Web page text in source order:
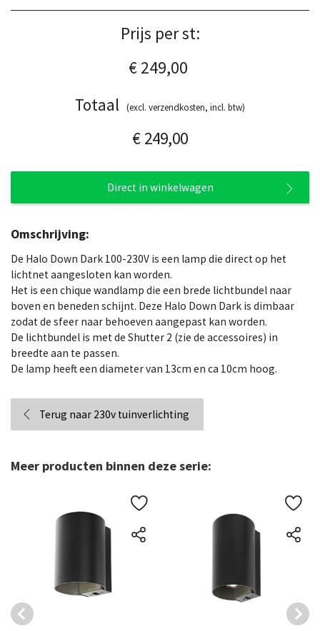
Prijs per st:
€ 249,00
Totaal
(excl. verzendkosten, incl. btw)
€ 249,00
Direct in winkelwagen
Omschrijving:
De Halo Down Dark 100-230V is een lamp die direct op het
lichtnet aangesloten kan worden.
Het is een chique wandlamp die een brede lichtbundel naar
boven en beneden schijnt. Deze Halo Down Dark is dimbaar
zodat de sfeer naar behoeven aangepast kan worden.
De lichtbundel is met de Shutter 2 (zie de accessoires) in
breedte aan te passen.
De lamp heeft een diameter van 13cm en ca 10cm hoog.
Terug naar 230v tuinverlichting
Meer producten binnen deze serie: